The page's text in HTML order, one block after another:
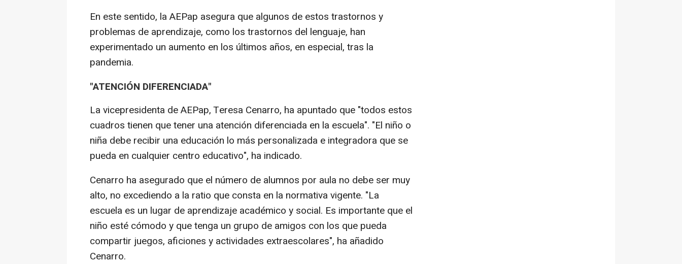
En este sentido, la AEPap asegura que algunos de estos trastornos y
problemas de aprendizaje, como los trastornos del lenguaje, han
experimentado un aumento en los últimos años, en especial, tras la
pandemia.
"ATENCIÓN DIFERENCIADA"
La vicepresidenta de AEPap, Teresa Cenarro, ha apuntado que "todos estos
cuadros tienen que tener una atención diferenciada en la escuela". "El niño o
niña debe recibir una educación lo más personalizada e integradora que se
pueda en cualquier centro educativo", ha indicado.
Cenarro ha asegurado que el número de alumnos por aula no debe ser muy
alto, no excediendo a la ratio que consta en la normativa vigente. "La
escuela es un lugar de aprendizaje académico y social. Es importante que el
niño esté cómodo y que tenga un grupo de amigos con los que pueda
compartir juegos, aficiones y actividades extraescolares", ha añadido
Cenarro.